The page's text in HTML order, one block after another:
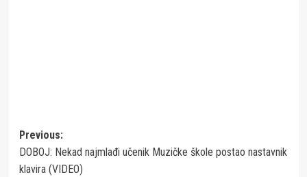
Post
navigation
Previous:
DOBOJ: Nekad najmlađi učenik Muzičke škole postao nastavnik
klavira (VIDEO)